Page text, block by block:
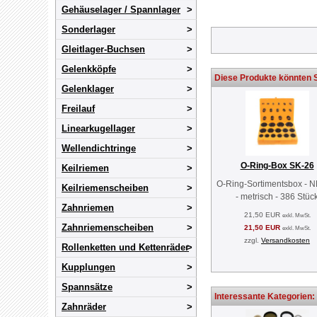
Gehäuselager / Spannlager
Sonderlager
Gleitlager-Buchsen
Gelenkköpfe
Gelenklager
Freilauf
Linearkugellager
Wellendichtringe
Keilriemen
Keilriemenscheiben
Zahnriemen
Zahnriemenscheiben
Rollenketten und Kettenräder
Kupplungen
Spannsätze
Zahnräder
Diese Produkte könnten
O-Ring-Box SK-26
O-Ring-Sortimentsbox -
- metrisch - 386
21,50 EUR exkl. MwSt.
21,50 EUR exkl. MwSt.
zzgl. Versandkosten
Interessante Kategorien: